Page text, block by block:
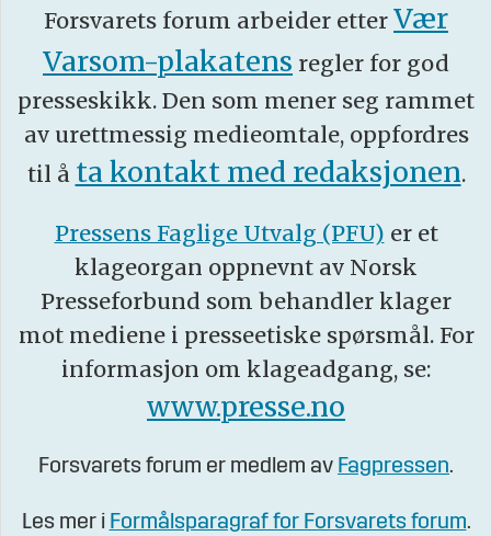
Forsvarets forum arbeider etter Vær
Varsom-plakatens regler for god
presseskikk. Den som mener seg rammet
av urettmessig medieomtale, oppfordres
til å ta kontakt med redaksjonen.
Pressens Faglige Utvalg (PFU) er et
klageorgan oppnevnt av Norsk
Presseforbund som behandler klager
mot mediene i presseetiske spørsmål. For
informasjon om klageadgang, se:
www.presse.no
Forsvarets forum er medlem av Fagpressen.
Les mer i Formålsparagraf for Forsvarets forum.